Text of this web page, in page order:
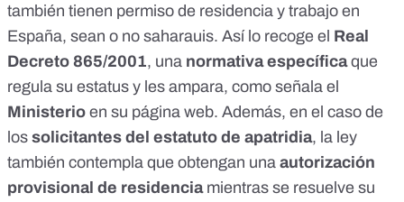
también tienen permiso de residencia y trabajo en
España, sean o no saharauis. Así lo recoge el Real
Decreto 865/2001, una normativa específicaque
regula su estatus y les ampara, como señala el
Ministerio en su página web. Además, en el caso de
los solicitantes del estatuto de apatridia, la ley
también contempla que obtengan una autorización
provisional de residenciamientras se resuelve su